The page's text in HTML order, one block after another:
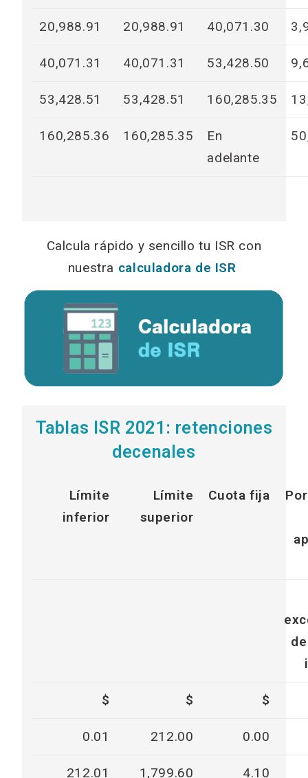
20,988.91 20,988.91 40,071.30
40,071.31 40,071.31 53,428.50
53,428.51 53,428.51 160,285.35
160,285.36 160,285.35
En
adelante
Calcula rápido y sencillo tu ISR con
nuestra calculadora de ISR
Tablas ISR 2021: retenciones
decenales
Límite
inferior
Límite
superior
Cuota fija
$ $ $
0.01 212.00 0.00
212.01 1,799.60 4.10